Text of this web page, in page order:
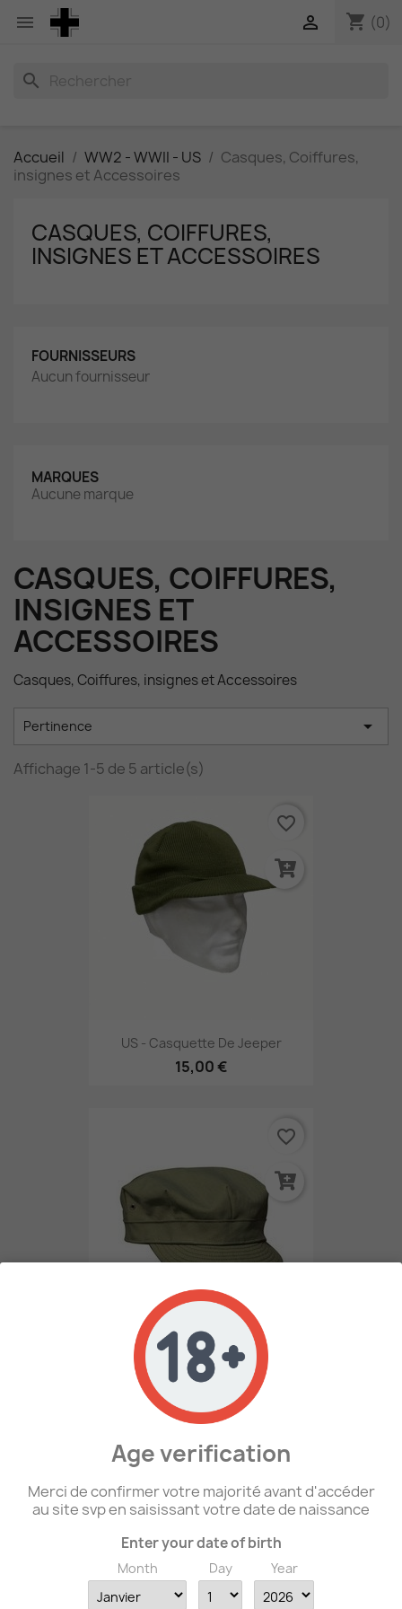
 shopping_cart (0)

search
Accueil WW2 - WWII - US
Casques, Coiffures,
insignes et Accessoires
CASQUES, COIFFURES,
INSIGNES ET ACCESSOIRES
FOURNISSEURS
Aucun fournisseur
MARQUES
Aucune marque
CASQUES, COIFFURES,
INSIGNES ET
ACCESSOIRES
Casques, Coiffures, insignes et Accessoires
Pertinence 
Affichage 1-5 de 5 article(s)
US - Casquette De Jeeper
15,00 €
favorite_border
Casquette HBT US
15,00 €
favorite_border
favorite_border
Age verification
Merci de confirmer votre majorité avant d'accéder
au site svp en saisissant votre date de naissance
Enter your date of birth
Month Day Year